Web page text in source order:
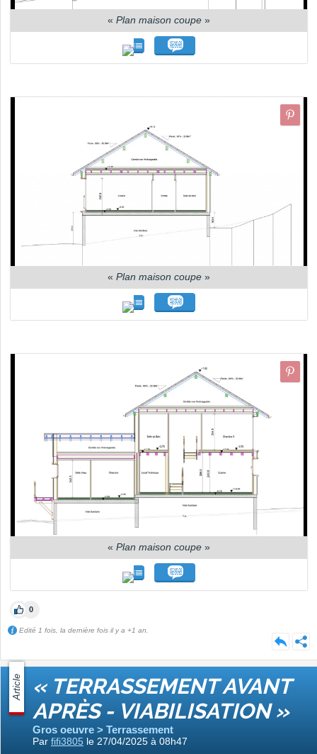
« Plan maison coupe »
« Plan maison coupe »
« Plan maison coupe »
0
Edité 1 fois, la dernière fois il y a +1 an.
Article « TERRASSEMENT AVANT
APRÈS - VIABILISATION »
Gros oeuvre > Terrassement
Par fifi3805 le 27/04/2025 à 08h47